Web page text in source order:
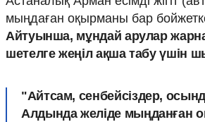
мыңдаған оқырманы бар
Айтуынша, мұндай арулар
шетелге жеңіл ақша табу үшін
"Айтсам, сенбейсіздер,
Алдында желіде мыңданған